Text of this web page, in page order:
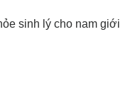
sinh lý cho nam giới